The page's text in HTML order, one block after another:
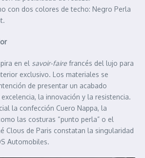
con dos colores de techo: Negro Perla
en el savoir-faire francés del lujo para
exclusivo. Los materiales se
de presentar un acabado
la innovación y la resistencia.
la confección Cuero Nappa, la
las costuras “punto perla” o el
Clous de Paris constatan la singularidad
Automobiles.